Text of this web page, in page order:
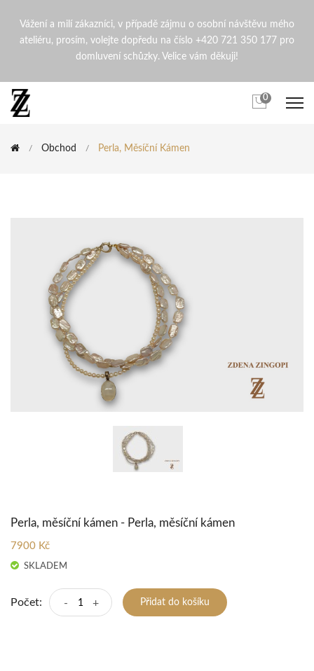
Perla, měsíční kámen |
Vážení a milí zákazníci, v případě zájmu o osobní návštěvu mého
ateliéru, prosím, volejte dopředu na číslo +420 721 350 177 pro
domluvení schůzky. Velice vám děkuji!
0
Obchod Perla, Měsíční Kámen
Perla, měsíční kámen - Perla, měsíční kámen
7900 Kč
SKLADEM
Počet: - + Přidat do košíku